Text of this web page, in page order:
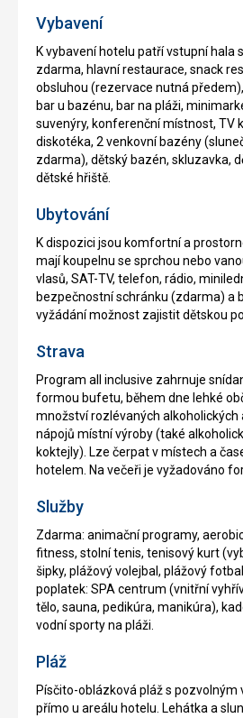
Vybavení
K vybavení hotelu patří vstupní hala
zdarma, hlavní restaurace, snack
obsluhou (rezervace nutná
bar u bazénu, bar na pláži,
suvenýry, konferenční místnost, TV
diskotéka, 2 venkovní bazény
zdarma), dětský bazén, skluzavka,
dětské hřiště.
Ubytování
K dispozici jsou komfortní a
mají koupelnu se sprchou nebo
vlasů, SAT-TV, telefon, rádio,
bezpečnostní schránku (zdarma) a
vyžádání možnost zajistit dětskou
Strava
Program all inclusive zahrnuje
formou bufetu, během dne lehké
množství rozlévaných alkoholických
nápojů místní výroby (také
koktejly). Lze čerpat v místech a
hotelem. Na večeři je vyžadováno
Služby
Zdarma: animační programy,
fitness, stolní tenis, tenisový kurt
šipky, plážový volejbal, plážový
poplatek: SPA centrum (vnitřní
tělo, sauna, pedikúra, manikúra),
vodní sporty na pláži.
Pláž
Písčito-oblázková pláž s
přímo u areálu hotelu. Lehátka a